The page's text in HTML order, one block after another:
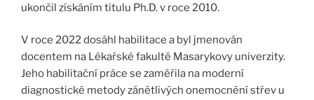
ukončil získáním titulu Ph.D. v roce 2010.
V roce 2022 dosáhl habilitace a byl jmenován
docentem na Lékařské fakultě Masarykovy univerzity.
Jeho habilitační práce se zaměřila na moderní
diagnostické metody zánětlivých onemocnění střev u